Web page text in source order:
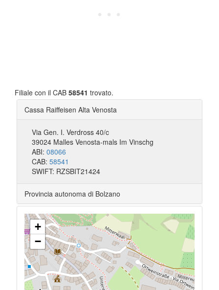
Filiale con il CAB 58541 trovato.
Cassa Raiffeisen Alta Venosta
Via Gen. I. Verdross 40/c
39024 Malles Venosta-mals Im Vinschg
ABI: 08066
CAB: 58541
SWIFT: RZSBIT21424
Provincia autonoma di Bolzano
+
−